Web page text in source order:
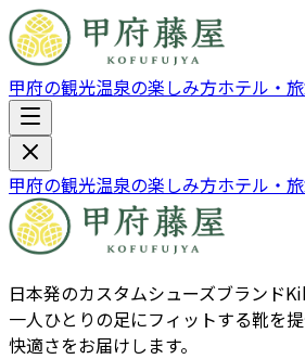
甲府の観光温泉の楽しみ方ホテル・
甲府の観光温泉の楽しみ方ホテル・
日本発のカスタムシューズブランド
一人ひとりの足にフィットする靴を
快適さをお届けします。